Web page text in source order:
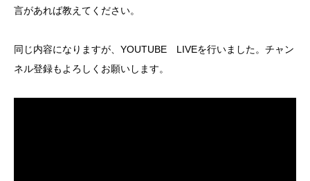
言があれば教えてください。
同じ内容になりますが、YOUTUBE LIVEを行いました。チャン
ネル登録もよろしくお願いします。